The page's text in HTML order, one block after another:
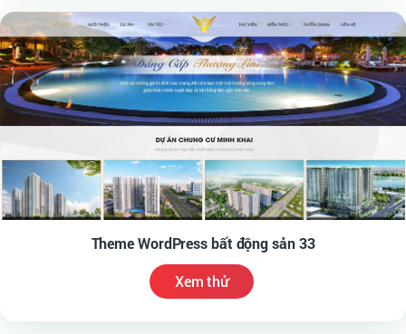
Theme WordPress bất động sản 33
Xem thử